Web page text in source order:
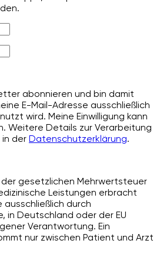
abonnieren und bin damit
E-Mail-Adresse ausschließlich
wird. Meine Einwilligung kann
Weitere Details zur Verarbeitung
der Datenschutzerklärung.
der gesetzlichen Mehrwertsteuer
Leistungen erbracht
durch
in Deutschland oder der EU
Verantwortung. Ein
nur zwischen Patient und Arzt